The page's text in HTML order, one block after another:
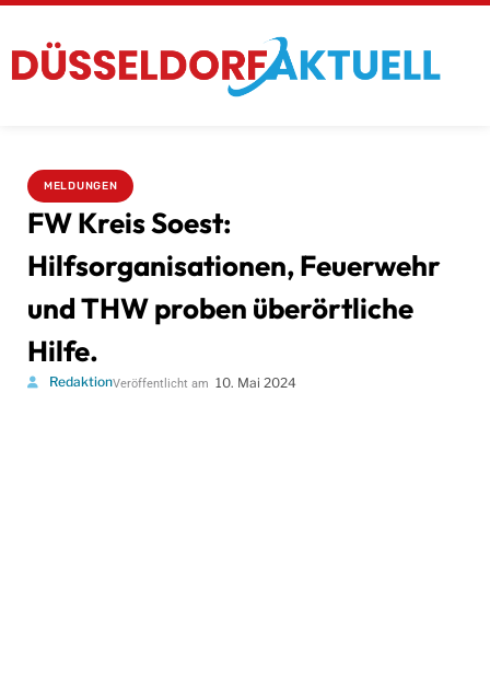
MELDUNGEN
FW Kreis Soest:
Hilfsorganisationen, Feuerwehr
und THW proben überörtliche
Hilfe.
RedaktionVeröffentlicht am 10. Mai 2024